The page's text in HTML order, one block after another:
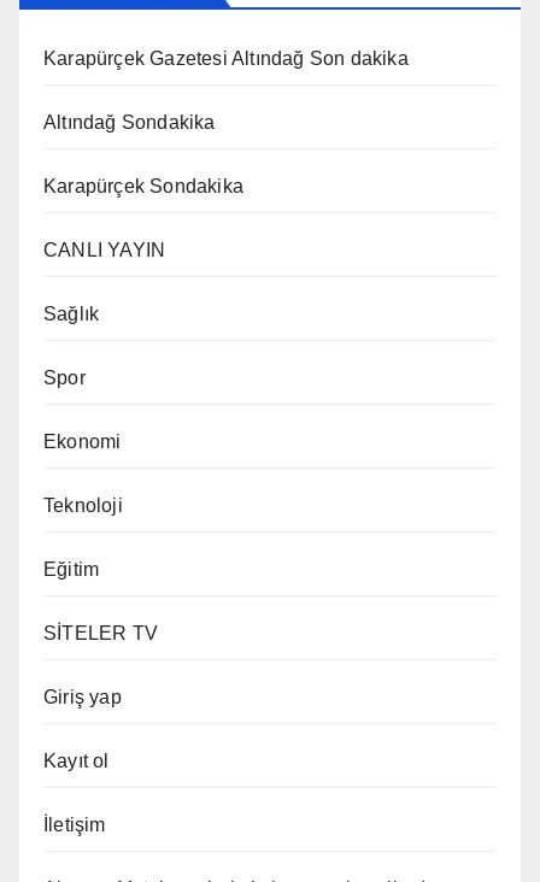
Karapürçek Gazetesi Altındağ Son dakika
Altındağ Sondakika
Karapürçek Sondakika
CANLI YAYIN
Sağlık
Spor
Ekonomi
Teknoloji
Eğitim
SİTELER TV
Giriş yap
Kayıt ol
İletişim